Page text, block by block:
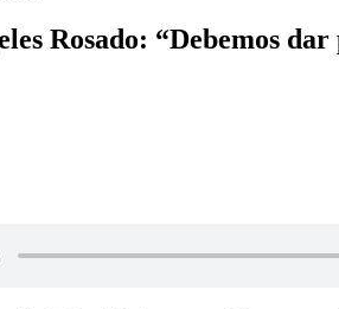
Rosado: “Debemos